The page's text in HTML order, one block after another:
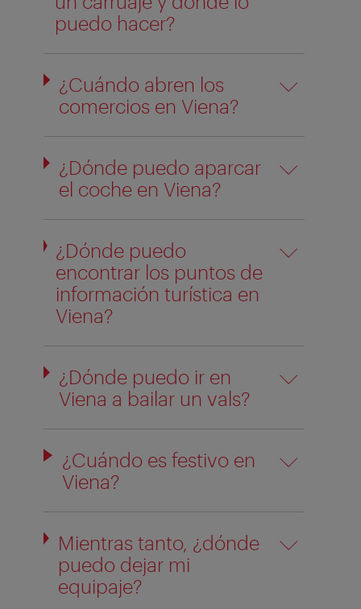
puedo hacer?
¿Cuándo abren los
comercios en Viena?
¿Dónde puedo aparcar
el coche en Viena?
¿Dónde puedo
encontrar los puntos de
información turística en
Viena?
¿Dónde puedo ir en
Viena a bailar un vals?
¿Cuándo es festivo en
Viena?
Mientras tanto, ¿dónde
puedo dejar mi
equipaje?